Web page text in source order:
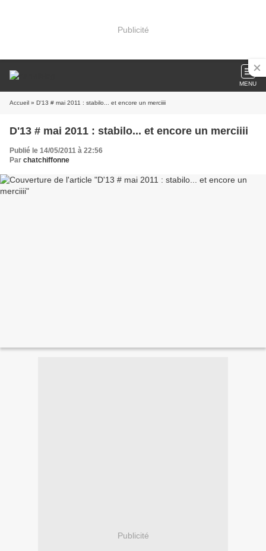
Publicité
MENU
Accueil » D'13 # mai 2011 : stabilo... et encore un merciiii
D'13 # mai 2011 : stabilo... et encore un merciiii
Publié le 14/05/2011 à 22:56
Par chatchiffonne
Publicité